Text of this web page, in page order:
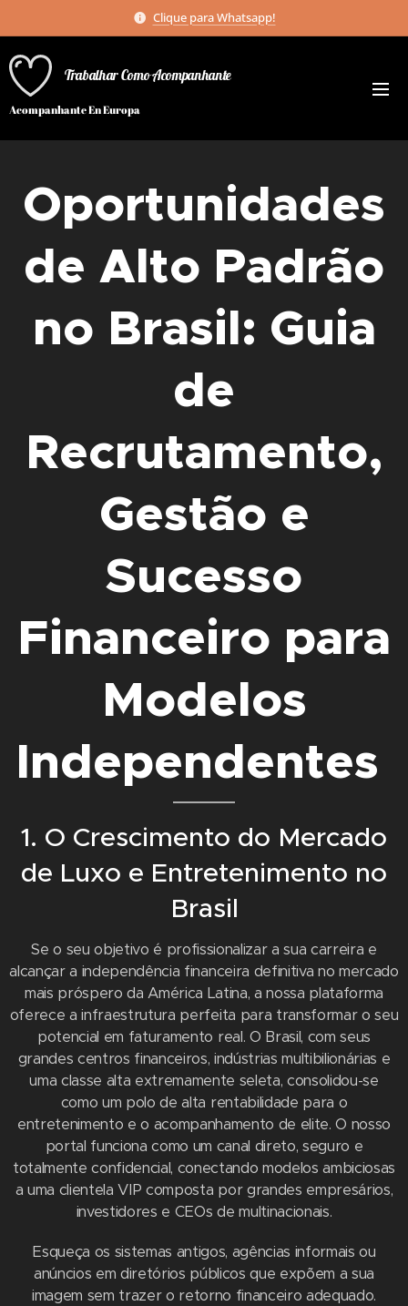
Clique para Whatsapp!
Trabalhar Como Acompanhante
Acompanhante En Europa
Oportunidades
de Alto Padrão
no Brasil: Guia
de
Recrutamento,
Gestão e
Sucesso
Financeiro para
Modelos
Independentes
1. O Crescimento do Mercado
de Luxo e Entretenimento no
Brasil
Se o seu objetivo é profissionalizar a sua carreira e
alcançar a independência financeira definitiva no mercado
mais próspero da América Latina, a nossa plataforma
oferece a infraestrutura perfeita para transformar o seu
potencial em faturamento real. O Brasil, com seus
grandes centros financeiros, indústrias multibilionárias e
uma classe alta extremamente seleta, consolidou-se
como um polo de alta rentabilidade para o
entretenimento e o acompanhamento de elite. O nosso
portal funciona como um canal direto, seguro e
totalmente confidencial, conectando modelos ambiciosas
a uma clientela VIP composta por grandes empresários,
investidores e CEOs de multinacionais.
Esqueça os sistemas antigos, agências informais ou
anúncios em diretórios públicos que expõem a sua
imagem sem trazer o retorno financeiro adequado.